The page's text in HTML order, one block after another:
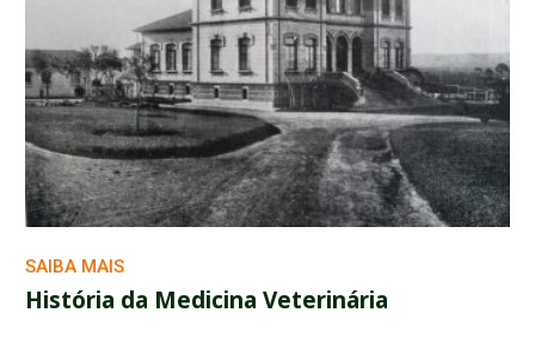
SAIBA MAIS
História da Medicina Veterinária